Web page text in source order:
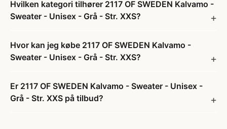
Hvilken kategori tilhører 2117 OF SWEDEN Kalvamo -
Sweater - Unisex - Grå - Str. XXS?
Hvor kan jeg købe 2117 OF SWEDEN Kalvamo -
Sweater - Unisex - Grå - Str. XXS?
Er 2117 OF SWEDEN Kalvamo - Sweater - Unisex -
Grå - Str. XXS på tilbud?